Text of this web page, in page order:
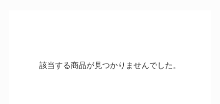
該当する商品が見つかりませんでした。